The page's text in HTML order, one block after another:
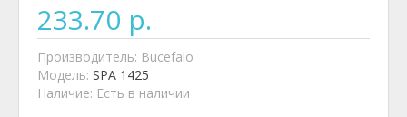
233.70 р.
Производитель: Bucefalo
Модель: SPA 1425
Наличие: Есть в наличии